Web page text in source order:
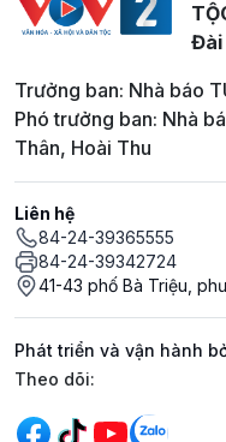
Đài
Trưởng ban: Nhà báo
Phó trưởng ban: Nhà
Thân, Hoài Thu
Liên hệ
84-24-39365555
84-24-39342724
41-43 phố Bà Triệu,
Phát triển và vận hành
Mạng xã hội
Theo dõi: